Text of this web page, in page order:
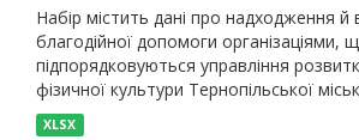
Набір містить дані про надходження й
благодійної допомоги організаціями,
підпорядковуються управління
фізичної культури Тернопільської
XLSX